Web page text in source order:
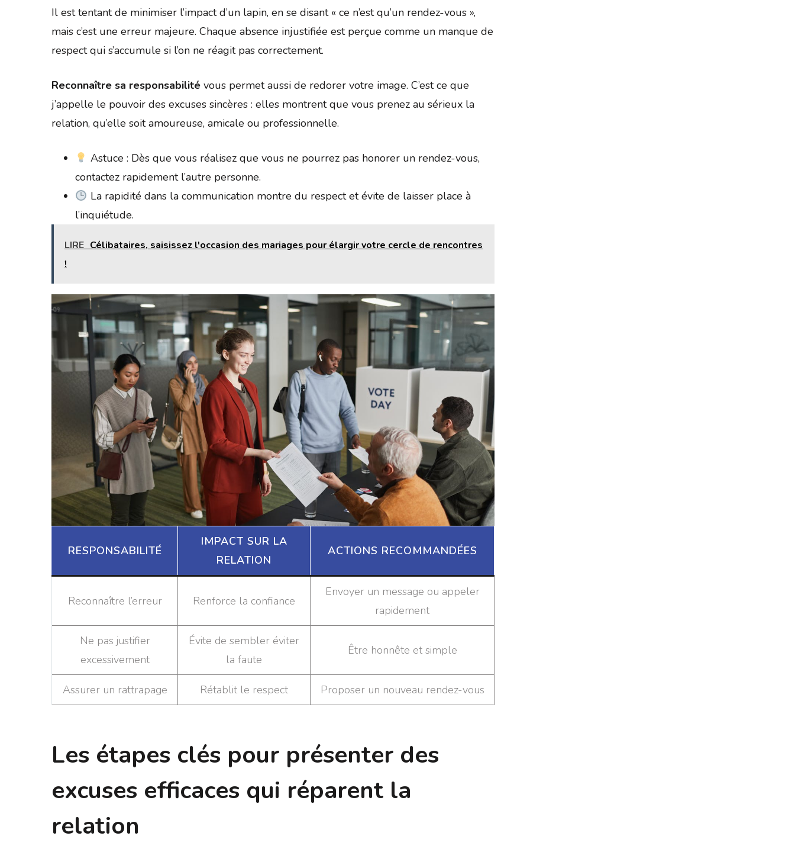
Il est tentant de minimiser l’impact d’un lapin, en se disant « ce n’est qu’un rendez-vous »,
mais c’est une erreur majeure. Chaque absence injustifiée est perçue comme un manque de
respect qui s’accumule si l’on ne réagit pas correctement.
Reconnaître sa responsabilité vous permet aussi de redorer votre image. C’est ce que
j’appelle le pouvoir des excuses sincères : elles montrent que vous prenez au sérieux la
relation, qu’elle soit amoureuse, amicale ou professionnelle.
Astuce : Dès que vous réalisez que vous ne pourrez pas honorer un rendez-vous,
contactez rapidement l’autre personne.
La rapidité dans la communication montre du respect et évite de laisser place à
l’inquiétude.
LIRE Célibataires, saisissez l'occasion des mariages pour élargir votre cercle de rencontres
!
RESPONSABILITÉ
IMPACT SUR LA
RELATION
ACTIONS RECOMMANDÉES
Reconnaître l’erreur Renforce la confiance
Envoyer un message ou appeler
rapidement
Ne pas justifier
excessivement
Évite de sembler éviter
la faute
Être honnête et simple
Assurer un rattrapage Rétablit le respect Proposer un nouveau rendez-vous
Les étapes clés pour présenter des
excuses efficaces qui réparent la
relation